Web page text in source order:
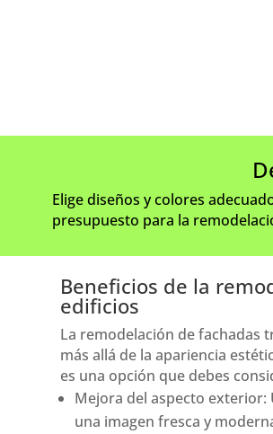
Elige diseños y colores
presupuesto para la
Beneficios de la
edificios
La remodelación de fachadas
más allá de la apariencia
es una opción que debes
Mejora del aspecto exterior:
una imagen fresca y